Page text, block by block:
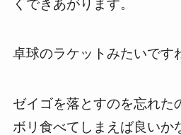
くできあがります。
卓球のラケットみたいです
ゼイゴを落とすのを忘れた
ボリ食べてしまえば良いか